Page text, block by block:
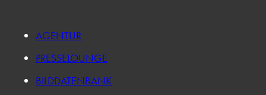
AGENTUR
PRESSELOUNGE
BILDDATENBANK